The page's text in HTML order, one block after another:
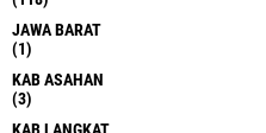
JAWA BARAT
(1)
KAB ASAHAN
(3)